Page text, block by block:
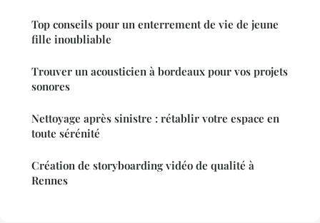
Top conseils pour un enterrement de vie de jeune
fille inoubliable
Trouver un acousticien à bordeaux pour vos projets
sonores
Nettoyage après sinistre : rétablir votre espace en
toute sérénité
Création de storyboarding vidéo de qualité à
Rennes